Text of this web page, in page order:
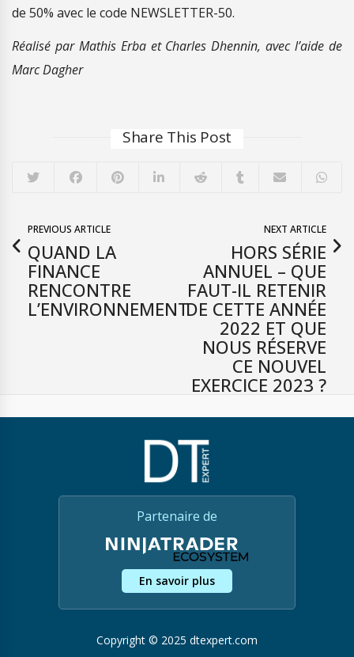
de 50% avec le code NEWSLETTER-50.
Réalisé par Mathis Erba et Charles Dhennin, avec l’aide de
Marc Dagher
Share This Post
PREVIOUS ARTICLE
QUAND LA
FINANCE
RENCONTRE
L’ENVIRONNEMENT
NEXT ARTICLE
HORS SÉRIE
ANNUEL – QUE
FAUT-IL RETENIR
DE CETTE ANNÉE
2022 ET QUE
NOUS RÉSERVE
CE NOUVEL
EXERCICE 2023 ?
Partenaire de
En savoir plus
Copyright © 2025 dtexpert.com